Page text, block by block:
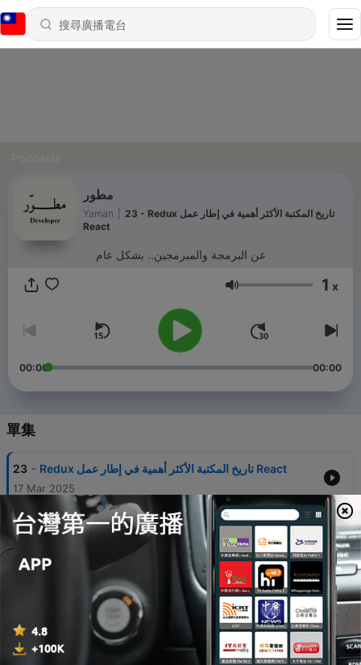
مطور
Yaman
23 - Redux تاريخ المكتبة الأكثر أهمية في إطار عمل
React
عن البرمجة والمبرمجين.. بشكل عام
音量 1 x
00:00 00:00
單集
23 - Redux تاريخ المكتبة الأكثر أهمية في إطار عمل React
17 Mar 2025
22 - كل شيء عن Vue.js
15 Mar 2025
21 - مبادئ الكود النظيف: Clean Code
20 - كل شيء عن لغة C#
11 Mar 2025